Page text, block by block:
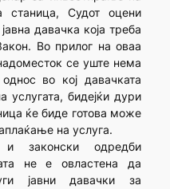
станица, Судот оцени
давачка која треба
Во прилог на оваа
се уште нема
во кој давачката
услугата, бидејќи дури
ќе биде готова може
на услуга.
законски одредби
не е овластена да
јавни давачки за